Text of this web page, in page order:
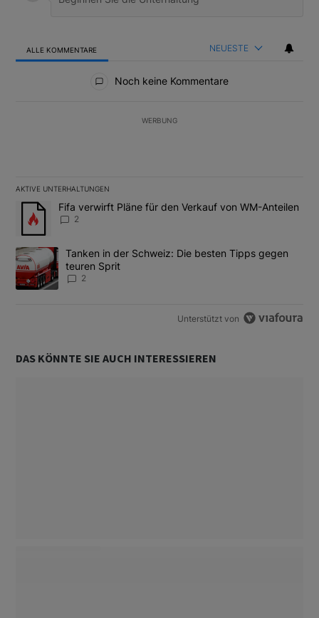
ALLE KOMMENTARE NEUESTE
Noch keine Kommentare
WERBUNG
AKTIVE UNTERHALTUNGEN
Das Folgende ist eine Liste der am meisten kommentierten
Ein Trendartikel mit dem Titel "Fifa verwirft Pläne für den
Fifa verwirft Pläne für den Verkauf von WM-Anteilen
2
Ein Trendartikel mit dem Titel "Tanken in der Schweiz: Die
Tanken in der Schweiz: Die besten Tipps gegen
teuren Sprit
2
Unterstützt von
DAS KÖNNTE SIE AUCH INTERESSIEREN